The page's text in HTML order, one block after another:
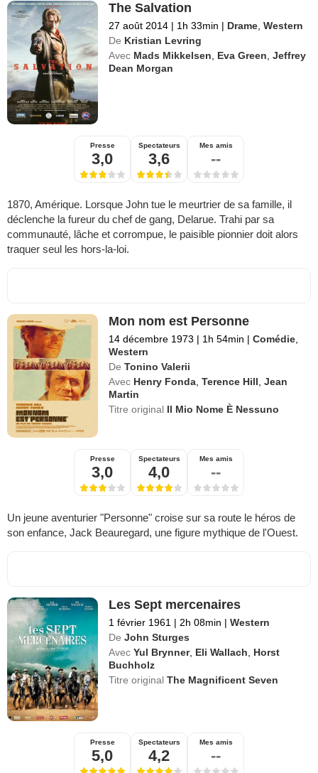
The Salvation
27 août 2014 | 1h 33min | Drame,Western
De Kristian Levring
Avec Mads Mikkelsen, Eva Green,Jeffrey
Dean Morgan
Presse
3,0
Spectateurs
3,6
Mes amis
--
1870, Amérique. Lorsque John tue le meurtrier de sa famille, il
déclenche la fureur du chef de gang, Delarue. Trahi par sa
communauté, lâche et corrompue, le paisible pionnier doit alors
traquer seul les hors-la-loi.
Mon nom est Personne
14 décembre 1973 | 1h 54min | Comédie
Western
De Tonino Valerii
Avec Henry Fonda ,Terence Hill ,Jean
Martin
Titre original Il Mio Nome È Nessuno
Presse
3,0
Spectateurs
4,0
Mes amis
--
Un jeune aventurier "Personne" croise sur sa route le héros de
son enfance, Jack Beauregard, une figure mythique de l'Ouest.
Les Sept mercenaires
1 février 1961 | 2h 08min | Western
De John Sturges
Avec Yul Brynner, Eli Wallach
Horst
Buchholz
Titre originalThe Magnificent Seven
Presse
5,0
Spectateurs
4,2
Mes amis
--